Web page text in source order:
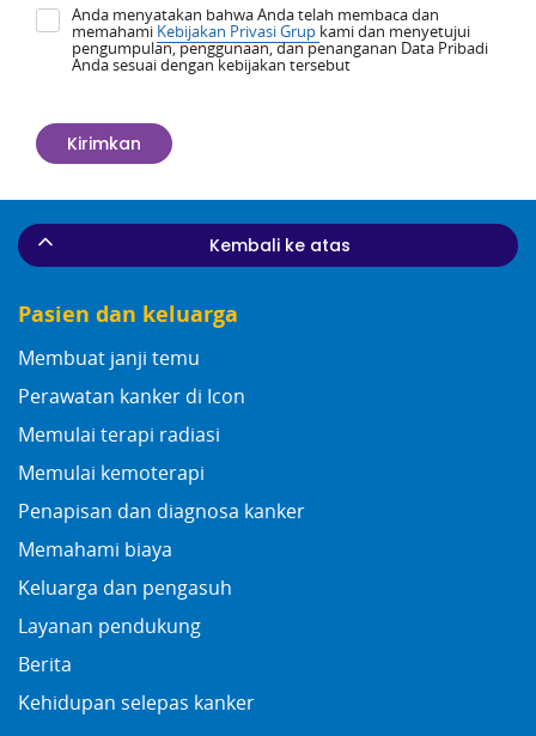
Anda menyatakan bahwa Anda telah membaca dan
memahami Kebijakan Privasi Grup kami dan menyetujui
pengumpulan, penggunaan, dan penanganan Data Pribadi
Anda sesuai dengan kebijakan tersebut
Pasien dan keluarga
Membuat janji temu
Perawatan kanker di Icon
Memulai terapi radiasi
Memulai kemoterapi
Penapisan dan diagnosa kanker
Memahami biaya
Keluarga dan pengasuh
Layanan pendukung
Berita
Kehidupan selepas kanker
Kembali ke atas